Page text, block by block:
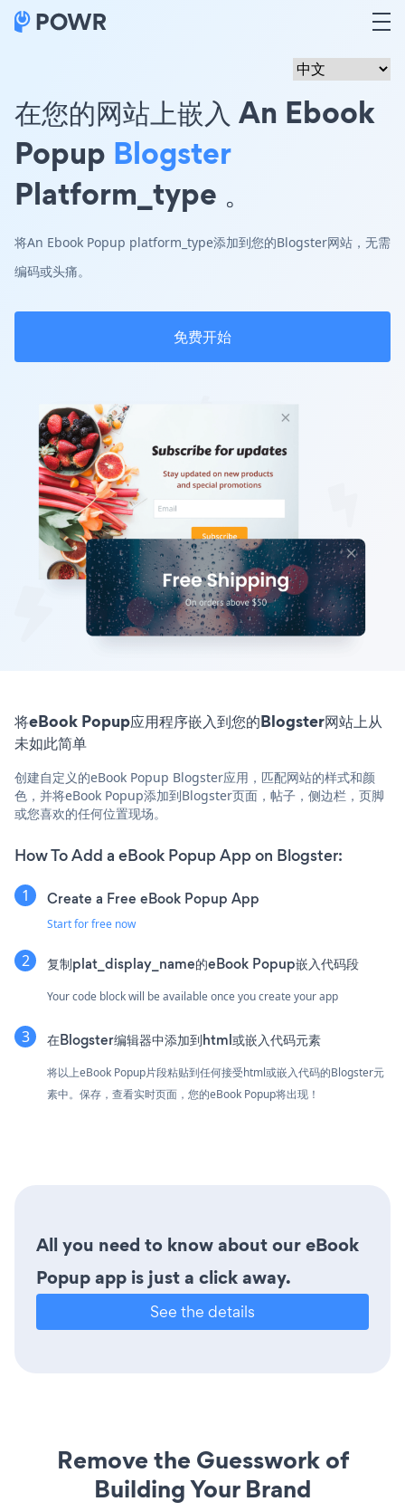
在您的网站上嵌入 An Ebook
Popup Blogster
Platform_type 。
将An Ebook Popup platform_type添加到您的Blogster网站，无需
编码或头痛。
免费开始
将eBook Popup应用程序嵌入到您的Blogster网站上从
未如此简单
创建自定义的eBook Popup Blogster应用，匹配网站的样式和颜
色，并将eBook Popup添加到Blogster页面，帖子，侧边栏，页脚
或您喜欢的任何位置现场。
How To Add a eBook Popup App on Blogster:
Create a Free eBook Popup App
Start for free now
复制plat_display_name的eBook Popup嵌入代码段
Your code block will be available once you create your app
在Blogster编辑器中添加到html或嵌入代码元素
将以上eBook Popup片段粘贴到任何接受html或嵌入代码的Blogster元
素中。保存，查看实时页面，您的eBook Popup将出现！
All you need to know about our eBook
Popup app is just a click away.
See the details
Remove the Guesswork of
Building Your Brand